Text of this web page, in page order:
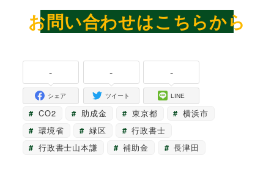
お問い合わせはこちらから
-
シェア
-
ツイート
-
LINE
CO2 助成金 東京都
横浜市
環境省
緑区
行政書士
行政書士山本謙
補助金 長津田